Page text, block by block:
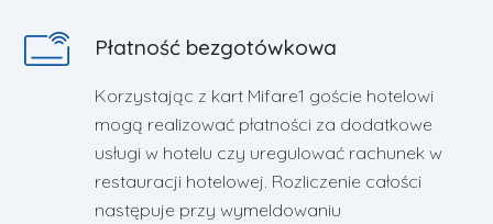
Płatność bezgotówkowa
Korzystając z kart Mifare1 goście hotelowi
mogą realizować płatności za dodatkowe
usługi w hotelu czy uregulować rachunek w
restauracji hotelowej. Rozliczenie całości
następuje przy wymeldowaniu